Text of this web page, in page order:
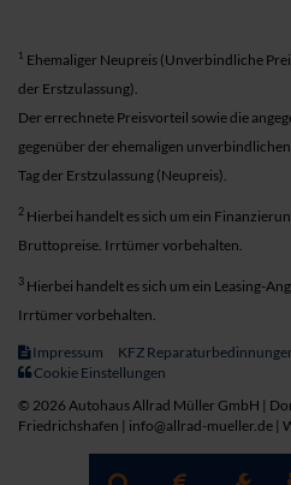
1 Ehemaliger Neupreis (Unverbindliche
der Erstzulassung).
Der errechnete Preisvorteil sowie die
gegenüber der ehemaligen
Tag der Erstzulassung (Neupreis).
2 Hierbei handelt es sich um ein
Bruttopreise. Irrtümer vorbehalten.
3 Hierbei handelt es sich um ein Leasing-
Irrtümer vorbehalten.
Impressum KFZ
Cookie Einstellungen
© 2026 Autohaus Allrad Müller GmbH |
Friedrichshafen | info@allrad-mueller.de |